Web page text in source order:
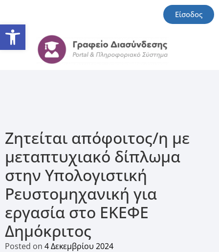
Ανοίξτε τη γραμμή
Είσοδος
Ζητείται απόφοιτος/η με
μεταπτυχιακό δίπλωμα
στην Υπολογιστική
Ρευστομηχανική για
εργασία στο ΕΚΕΦΕ
Δημόκριτος
Posted on 4 Δεκεμβρίου 2024